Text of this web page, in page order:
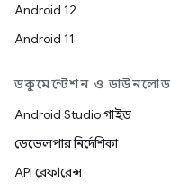
Android 12
Android 11
ডকুমেন্টেশন ও ডাউনলোড
Android Studio গাইড
ডেভেলপার নির্দেশিকা
API রেফারেন্স